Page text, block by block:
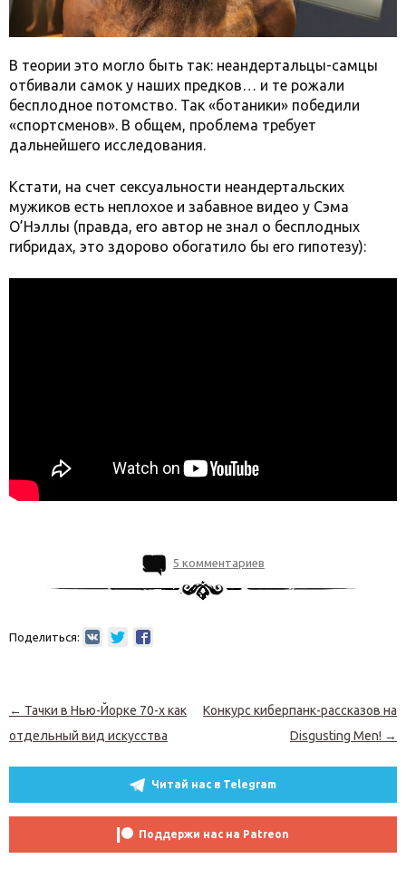
В теории это могло быть так: неандертальцы-самцы
отбивали самок у наших предков… и те рожали
бесплодное потомство. Так «ботаники» победили
«спортсменов». В общем, проблема требует
дальнейшего исследования.
Кстати, на счет сексуальности неандертальских
мужиков есть неплохое и забавное видео у Сэма
О’Нэллы (правда, его автор не знал о бесплодных
гибридах, это здорово обогатило бы его гипотезу):
5 комментариев
Поделиться:
Навигация по записям
← Тачки в Нью-Йорке 70-х как
отдельный вид искусства
Конкурс киберпанк-рассказов на
Disgusting Men! →
Читай нас в Telegram
Поддержи нас на Patreon